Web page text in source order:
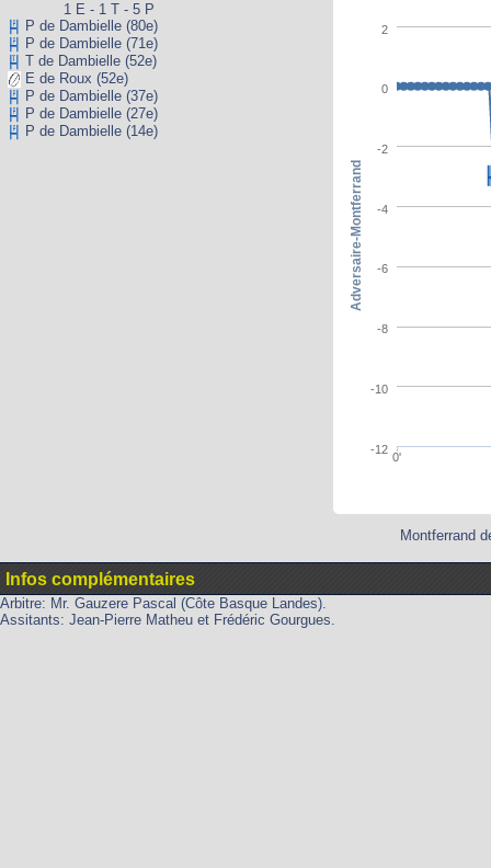
1 E - 1 T - 5 P
P de Dambielle (80e)
P de Dambielle (71e)
T de Dambielle (52e)
E de Roux (52e)
P de Dambielle (37e)
P de Dambielle (27e)
P de Dambielle (14e)
0'
-12
-10
-8
-6
-4
-2
0
2
Adversaire-Montferrand
Montferrand
Infos complémentaires
Arbitre: Mr. Gauzere Pascal (Côte Basque Landes).
Assitants: Jean-Pierre Matheu et Frédéric Gourgues.